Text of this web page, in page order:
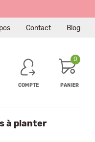
Contact Blog
COMPTE
0
PANIER
à planter